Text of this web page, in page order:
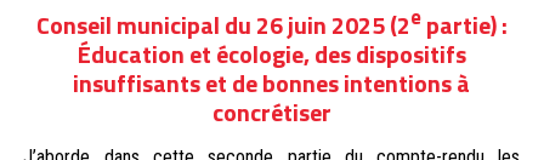
Conseil municipal du 26 juin 2025 (2epartie) :
Éducation et écologie, des dispositifs
insuffisants et de bonnes intentions à
concrétiser